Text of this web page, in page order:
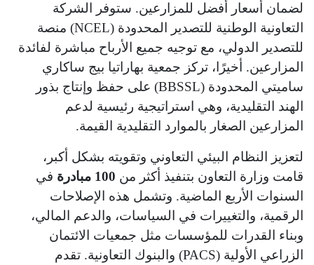
لضمان أسعار أفضل للمزارعين. ستوفر الشركة
التعاونية الوطنية للتصدير المحدودة (NCEL) منصة
للتصدير الدولي، مع توجيه جميع الأرباح مباشرة لفائدة
المزارعين. أخيرًا، تركز جمعية بهاراتيا بيج ساكاري
ساميتي المحدودة (BBSSL) على حفظ وإنتاج بذور
الهند التقليدية، وهي استراتيجية رئيسية لدعم
المزارعين الصغار بالموارد التقليدية القيمة.
لتعزيز النظام البيئي التعاوني وتقويته بشكل أكبر،
قامت وزارة التعاون بتنفيذ أكثر من 100 مبادرة
في
السنوات الأربع الماضية. وتشمل هذه الإصلاحات
الرقمية، والتغييرات في السياسات، والدعم المالي،
وبناء القدرات للمؤسسات مثل جمعيات الائتمان
الزراعي الأولية (PACS) والبنوك التعاونية. تقدم